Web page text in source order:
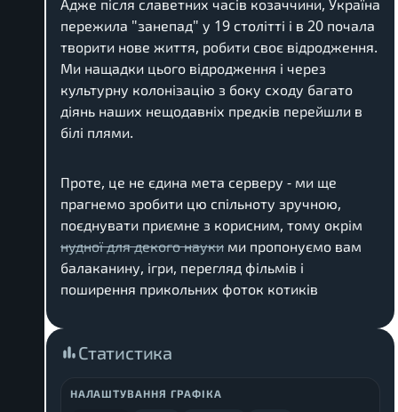
Адже після славетних часів козаччини, Україна
пережила "занепад" у 19 столітті і в 20 почала
творити нове життя, робити своє відродження.
Ми нащадки цього відродження і через
культурну колонізацію з боку сходу багато
діянь наших нещодавніх предків перейшли в
білі плями.
Проте, це не єдина мета серверу - ми ще
прагнемо зробити цю спільноту зручною,
поєднувати приємне з корисним, тому окрім
нудної для декого науки ми пропонуємо вам
балаканину, ігри, перегляд фільмів і
поширення прикольних фоток котиків
Статистика
НАЛАШТУВАННЯ ГРАФІКА